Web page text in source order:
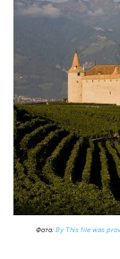
Фото: By This file was